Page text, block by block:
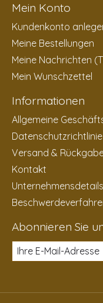
Mein Konto
Kundenkonto
Meine Bestellungen
Meine Nachrichten
Mein Wunschzettel
Informationen
Allgemeine
Datenschutzrichtlinie
Versand &
Kontakt
Unternehmensdetails
Abonnieren Sie